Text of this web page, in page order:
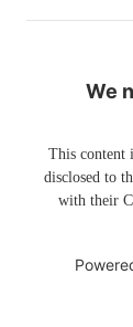
We
This content
disclosed to
with their